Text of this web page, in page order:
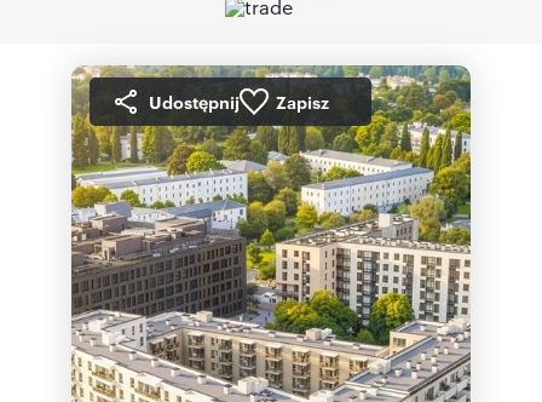
Udostępnij Zapisz